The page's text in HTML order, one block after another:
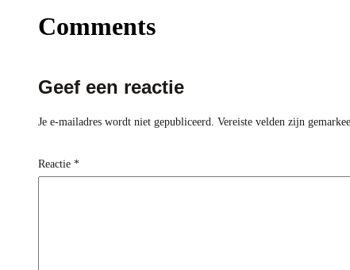
Comments
Geef een reactie
Je e-mailadres wordt niet gepubliceerd. Vereiste velden zijn
Reactie *